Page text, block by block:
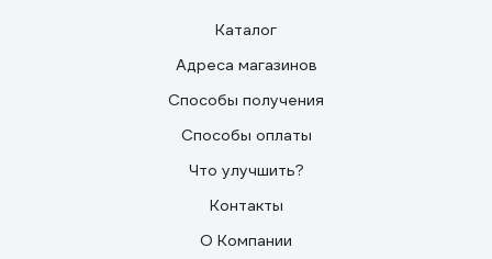
Каталог
Адреса магазинов
Способы получения
Способы оплаты
Что улучшить?
Контакты
О Компании